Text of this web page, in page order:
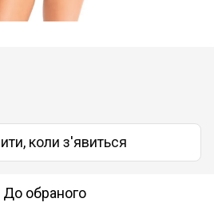
коли з'явиться
До обраного